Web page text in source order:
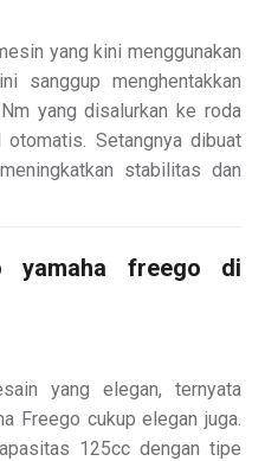
yang kini menggunakan
sanggup menghentakkan
yang disalurkan ke roda
Setangnya dibuat
stabilitas dan
yamaha freego di
yang elegan, ternyata
Freego cukup elegan juga.
125cc dengan tipe